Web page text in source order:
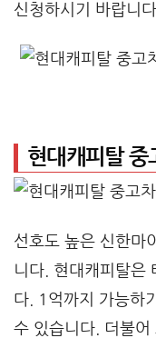
신청하시기 바랍니다.
현대캐피탈 중
선호도 높은 신한마
니다. 현대캐피탈은
다. 1억까지 가능하
수 있습니다. 더불